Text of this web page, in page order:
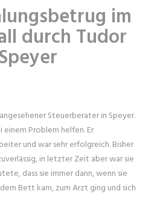
im
durch Tudor
Steuerberater in Speyer.
Problem helfen. Er
und war sehr erfolgreich. Bisher
in letzter Zeit aber war sie
dass sie immer dann, wenn sie
Bett kam, zum Arzt ging und sich